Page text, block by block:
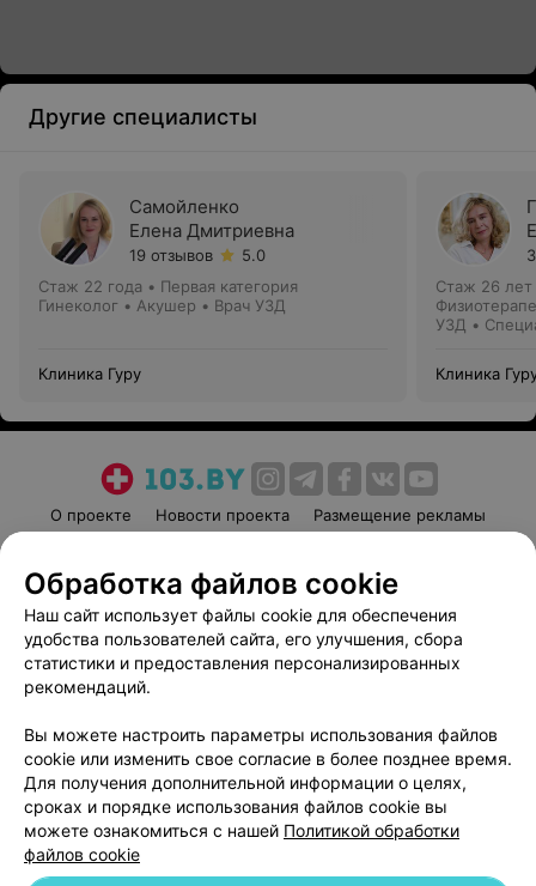
Другие специалисты
Самойленко
Елена Дмитриевна
19 отзывов
5.0
Стаж 22 года • Первая категория
Гинеколог • Акушер • Врач УЗД
Клиника Гуру
Стаж 26 лет
УЗД •
Клиника
О проекте Новости проекта
Размещение рекламы
Пользовательское соглашение
Способы оплаты
Вакансии
Партнеры
Написать руководителю 103.by
Обработка персональных данных
Обработка файлов cookie
Наш сайт использует файлы cookie для обеспечения
удобства пользователей сайта, его улучшения, сбора
статистики и предоставления персонализированных
рекомендаций.
Вы можете настроить параметры использования файлов
cookie или изменить свое согласие в более позднее время.
Для получения дополнительной информации о целях,
сроках и порядке использования файлов cookie вы
можете ознакомиться с нашей Политикой обработки
файлов cookie